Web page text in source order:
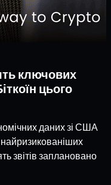
ключових
цього
даних зі США
звітів заплановано